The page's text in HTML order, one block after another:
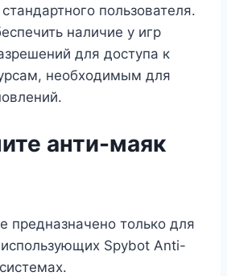
пользователя.
наличие у игр
для доступа к
необходимым для
анти-маяк
предназначено только для
использующих Spybot Anti-